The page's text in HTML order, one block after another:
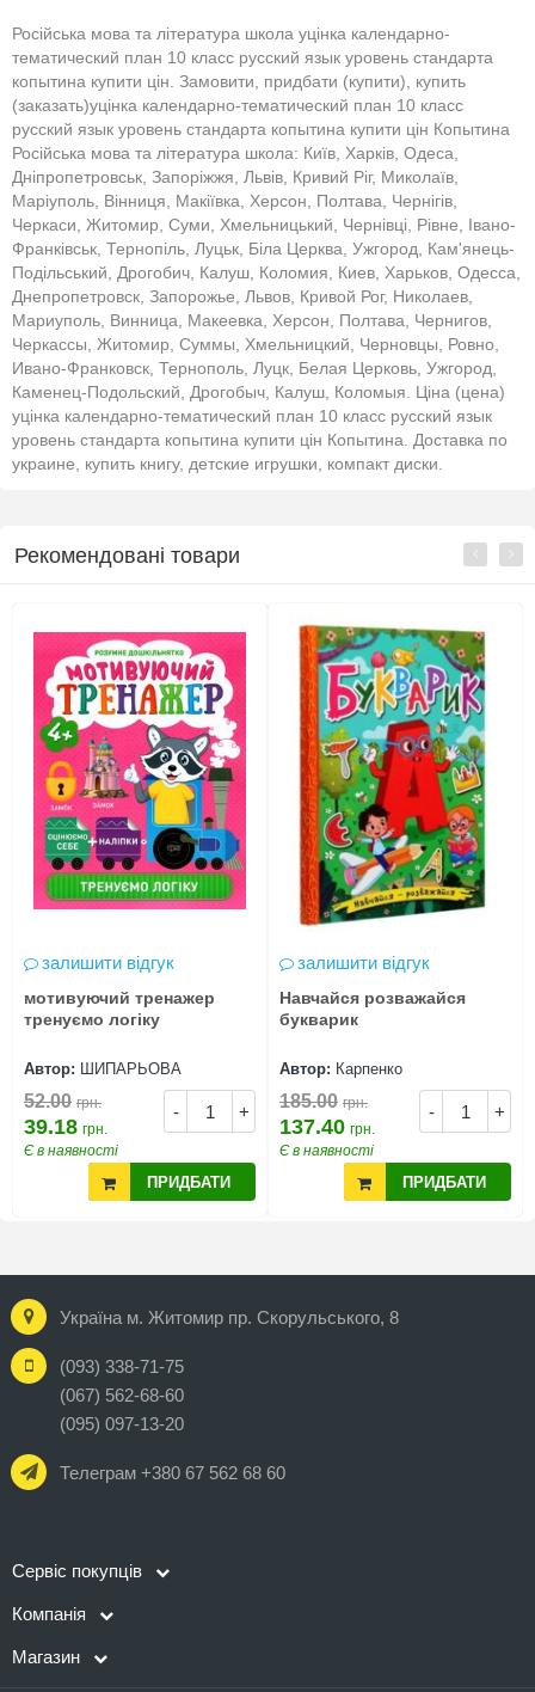
Російська мова та література школа уцінка календарно-
тематический план 10 класс русский язык уровень стандарта
копытина купити цін. Замовити, придбати (купити), купить
(заказать)уцінка календарно-тематический план 10 класс
русский язык уровень стандарта копытина купити цін Копытина
Російська мова та література школа: Київ, Харків, Одеса,
Дніпропетровськ, Запоріжжя, Львів, Кривий Ріг, Миколаїв,
Маріуполь, Вінниця, Макіївка, Херсон, Полтава, Чернігів,
Черкаси, Житомир, Суми, Хмельницький, Чернівці, Рівне, Івано-
Франківськ, Тернопіль, Луцьк, Біла Церква, Ужгород, Кам'янець-
Подільський, Дрогобич, Калуш, Коломия, Киев, Харьков, Одесса,
Днепропетровск, Запорожье, Львов, Кривой Рог, Николаев,
Мариуполь, Винница, Макеевка, Херсон, Полтава, Чернигов,
Черкассы, Житомир, Суммы, Хмельницкий, Черновцы, Ровно,
Ивано-Франковск, Тернополь, Луцк, Белая Церковь, Ужгород,
Каменец-Подольский, Дрогобыч, Калуш, Коломыя. Ціна (цена)
уцінка календарно-тематический план 10 класс русский язык
уровень стандарта копытина купити цін Копытина. Доставка по
украине, купить книгу, детские игрушки, компакт диски.
Рекомендовані товари
залишити відгук
мотивуючий тренажер
тренуємо логіку
Автор: ШИПАРЬОВА
- +
52.00 грн.
39.18 грн.
Є в наявності
ПРИДБАТИ
залишити відгук
Навчайся розважайся
букварик
Автор: Карпенко
- +
185.00 грн.
137.40 грн.
Є в наявності
ПРИДБАТИ
Україна м. Житомир пр. Скорульського, 8
(093) 338-71-75
(067) 562-68-60
(095) 097-13-20
Телеграм +380 67 562 68 60
Сервіс покупців
Компанія
Магазин